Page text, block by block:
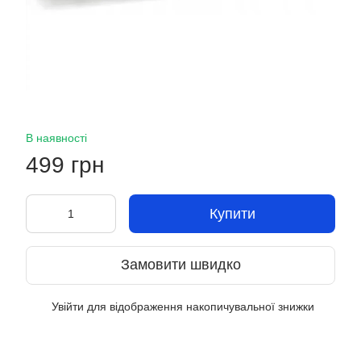
В наявності
499 грн
Купити
Замовити швидко
Увійти для відображення накопичувальної знижки